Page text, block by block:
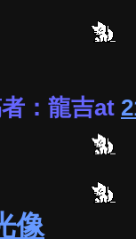
：龍吉at
像